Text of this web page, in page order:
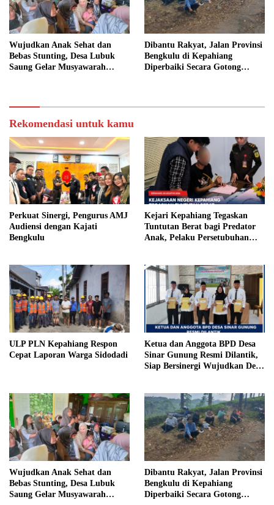
Wujudkan Anak Sehat dan
Bebas Stunting, Desa Lubuk
Saung Gelar Musyawarah
Dibantu Rakyat, Jalan Provinsi
Bengkulu di Kepahiang
Diperbaiki Secara Gotong
Rekomendasi untuk kamu
Perkuat Sinergi, Pengurus AMJ
Audiensi dengan Kajati
Bengkulu
Kejari Kepahiang Tegaskan
Tuntutan Berat bagi Predator
Anak, Pelaku Persetubuhan
Penjara
ULP PLN Kepahiang Respon
Cepat Laporan Warga Sidodadi
Ketua dan Anggota BPD Desa
Sinar Gunung Resmi Dilantik,
Siap Bersinergi Wujudkan Desa
Wujudkan Anak Sehat dan
Bebas Stunting, Desa Lubuk
Saung Gelar Musyawarah
Dibantu Rakyat, Jalan Provinsi
Bengkulu di Kepahiang
Diperbaiki Secara Gotong